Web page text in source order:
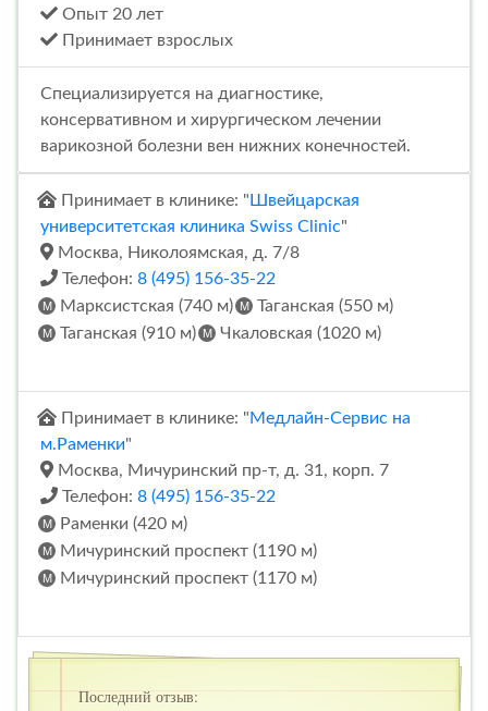
Опыт 20 лет
Принимает взрослых
Специализируется на диагностике,
консервативном и хирургическом лечении
варикозной болезни вен нижних конечностей.
Принимает в клинике: " Швейцарская
университетская клиника Swiss Clinic"
Москва, Николоямская, д. 7/8
Телефон: 8 (495) 156-35-22
Марксистская (740 м)
Таганская (550 м)
Таганская (910 м)
Чкаловская (1020 м)
Принимает в клинике: "Медлайн-Сервис на
м.Раменки"
Москва, Мичуринский пр-т, д. 31, корп. 7
Телефон: 8 (495) 156-35-22
Раменки (420 м)
Мичуринский проспект (1190 м)
Мичуринский проспект (1170 м)
Последний отзыв: